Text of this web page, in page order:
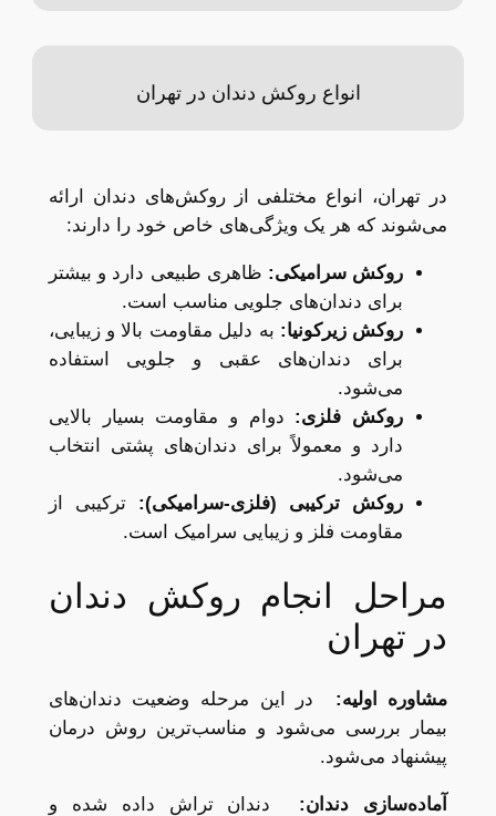
انواع روکش دندان در تهران
در تهران، انواع مختلفی از روکش‌های دندان ارائه
می‌شوند که هر یک ویژگی‌های خاص خود را دارند:
روکش سرامیکی: ظاهری طبیعی دارد و بیشتر
برای دندان‌های جلویی مناسب است.
روکش زیرکونیا: به دلیل مقاومت بالا و زیبایی،
برای دندان‌های عقبی و جلویی استفاده
می‌شود.
روکش فلزی: دوام و مقاومت بسیار بالایی
دارد و معمولاً برای دندان‌های پشتی انتخاب
می‌شود.
روکش ترکیبی (فلزی-سرامیکی): ترکیبی از
مقاومت فلز و زیبایی سرامیک است.
مراحل انجام روکش دندان
در تهران
مشاوره اولیه: در این مرحله وضعیت دندان‌های
بیمار بررسی می‌شود و مناسب‌ترین روش درمان
پیشنهاد می‌شود.
آماده‌سازی دندان: دندان تراش داده شده و